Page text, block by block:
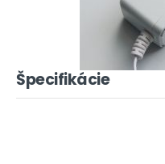
Špecifikácie